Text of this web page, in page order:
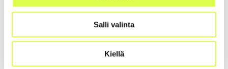
Salli valinta
Kiellä